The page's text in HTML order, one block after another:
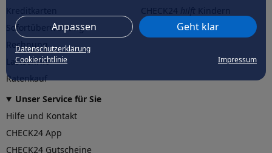
Anpassen Geht klar
Datenschutzerklärung
Cookierichtlinie
Impressum
Sofortüberweisung
Rechnung
Lastschrift
Ratenkauf
CHECK24hilftder Natur
Unser Service für Sie
Hilfe und Kontakt
CHECK24 App
CHECK24 Gutscheine